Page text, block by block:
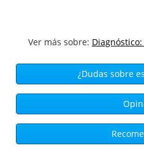
Ver más sobre: Diagnóstico:
¿Dudas sobre